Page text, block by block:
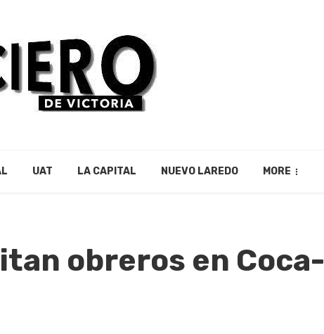
UAT LA CAPITAL NUEVO LAREDO MORE
obreros en Coca-